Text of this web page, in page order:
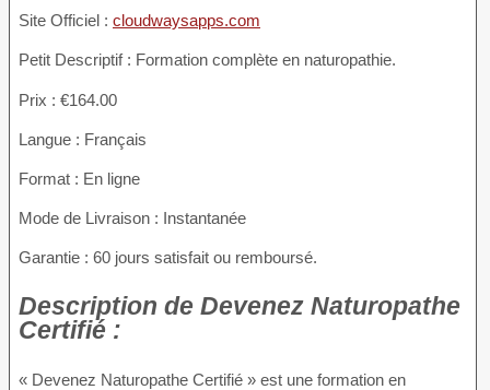
Site Officiel : cloudwaysapps.com
Petit Descriptif : Formation complète en naturopathie.
Prix : €164.00
Langue : Français
Format : En ligne
Mode de Livraison : Instantanée
Garantie : 60 jours satisfait ou remboursé.
Description de Devenez Naturopathe
Certifié :
« Devenez Naturopathe Certifié » est une formation en